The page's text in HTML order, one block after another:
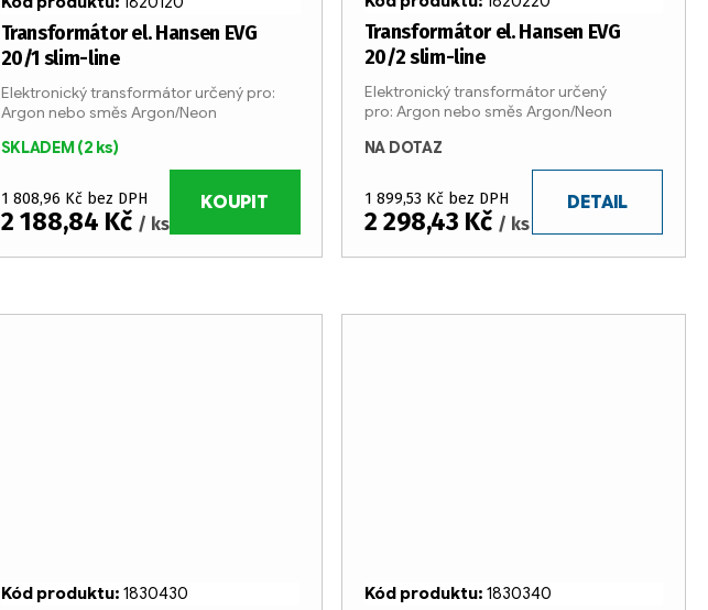
Transformátor el. Hansen EVG
20/1 slim-line
SKLADEM(2 ks)
1 808,96 Kč bez DPH
2 188,84 Kč / ks
KOUPIT
Elektronický transformátor určený pro:
Argon nebo směs Argon/Neon
Transformátor el. Hansen EVG
20/2 slim-line
NA DOTAZ
1 899,53 Kč bez DPH
2 298,43 Kč / ks
DETAIL
Elektronický transformátor určený
pro: Argon nebo směs Argon/Neon
Kód produktu: 1830430 Kód produktu: 1830340